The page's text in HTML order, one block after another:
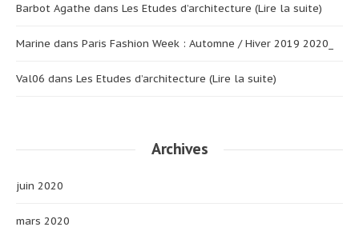
Barbot Agathe dans Les Etudes d’architecture (Lire la suite)
Marine dans Paris Fashion Week : Automne / Hiver 2019 2020_
Val06 dans Les Etudes d’architecture (Lire la suite)
Archives
juin 2020
mars 2020